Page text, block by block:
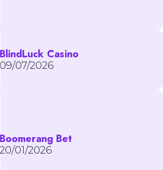
BlindLuck Casino
09/07/2026
Boomerang Bet
20/01/2026